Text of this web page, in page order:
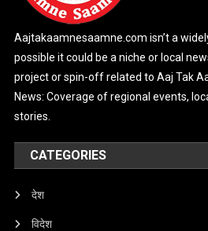
Aajtakaamnesaamne.com isn’t a
possible it could be a niche or local
project or spin-off related to Aaj Tak
News: Coverage of regional events,
stories.
CATEGORIES
देश
विदेश